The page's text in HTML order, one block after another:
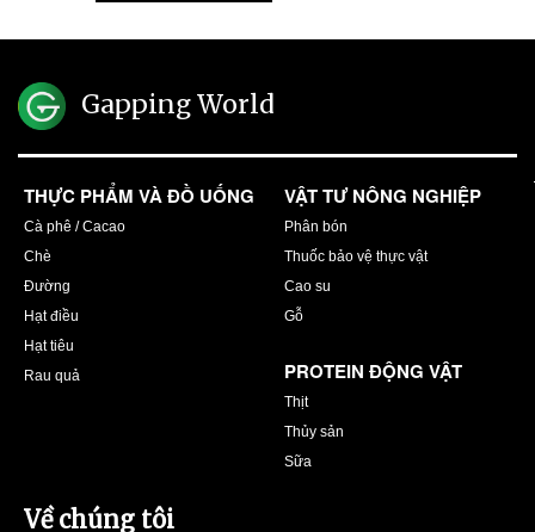
Gapping World
THỰC PHẨM VÀ ĐỒ UỐNG
Cà phê / Cacao
Chè
Đường
Hạt điều
Hạt tiêu
Rau quả
VẬT TƯ NÔNG NGHIỆP
Phân bón
Thuốc bảo vệ thực vật
Cao su
Gỗ
PROTEIN ĐỘNG VẬT
Thịt
Thủy sản
Sữa
Về chúng tôi